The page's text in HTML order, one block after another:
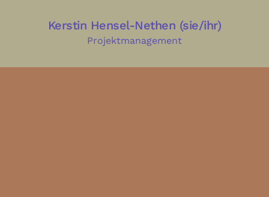
Kerstin Hensel-Nethen (sie/ihr)
Projektmanagement